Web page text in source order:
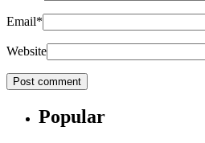
Email*
Website
Popular